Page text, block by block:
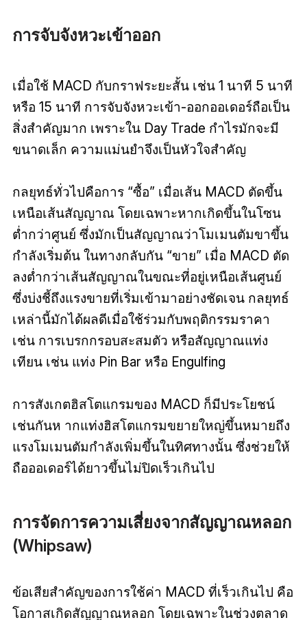
การจับจังหวะเข้าออก
เมื่อใช้ MACD กับกราฟระยะสั้น เช่น 1 นาที 5 นาที
หรือ 15 นาที การจับจังหวะเข้า-ออกออเดอร์ถือเป็น
สิ่งสำคัญมาก เพราะใน Day Trade กำไรมักจะมี
ขนาดเล็ก ความแม่นยำจึงเป็นหัวใจสำคัญ
กลยุทธ์ทั่วไปคือการ “ซื้อ” เมื่อเส้น MACD ตัดขึ้น
เหนือเส้นสัญญาณ โดยเฉพาะหากเกิดขึ้นในโซน
ต่ำกว่าศูนย์ ซึ่งมักเป็นสัญญาณว่าโมเมนตัมขาขึ้น
กำลังเริ่มต้น ในทางกลับกัน “ขาย” เมื่อ MACD ตัด
ลงต่ำกว่าเส้นสัญญาณในขณะที่อยู่เหนือเส้นศูนย์
ซึ่งบ่งชี้ถึงแรงขายที่เริ่มเข้ามาอย่างชัดเจน กลยุทธ์
เหล่านี้มักได้ผลดีเมื่อใช้ร่วมกับพฤติกรรมราคา
เช่น การเบรกกรอบสะสมตัว หรือสัญญาณแท่ง
เทียน เช่น แท่ง Pin Bar หรือ Engulfing
การสังเกตฮิสโตแกรมของ MACD ก็มีประโยชน์
เช่นกันห ากแท่งฮิสโตแกรมขยายใหญ่ขึ้นหมายถึง
แรงโมเมนตัมกำลังเพิ่มขึ้นในทิศทางนั้น ซึ่งช่วยให้
ถือออเดอร์ได้ยาวขึ้นไม่ปิดเร็วเกินไป
การจัดการความเสี่ยงจากสัญญาณหลอก
(Whipsaw)
ข้อเสียสำคัญของการใช้ค่า MACD ที่เร็วเกินไป คือ
โอกาสเกิดสัญญาณหลอก โดยเฉพาะในช่วงตลาด